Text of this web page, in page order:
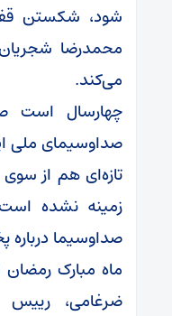
شود، شکستن
محمدرضا
می‌کند.
چهارسال است
صداوسیمای ملی
تازه‌ای هم از
زمینه نشده
صداوسیما
ماه مبارک